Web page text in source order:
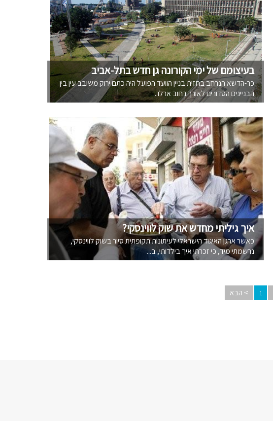
בעיצומם של ימי הקורונה גן חדש בתל-אביב
כר-הדשא הנרחב בחזית בניין הוועד הפועל היה כתם ירוק משובב עין בין
הבניינים הסדורים לאורך רחוב ארלו...
איך גיליתי מחדש את שוק לווינסקי?
כאשר ארגן האיגוד הישראלי לעיתונות תקופתית סיור בשוק לווינסקי,
נרשמתי מיד, כי זכרתי איך בילדותי, ב...
> הבא 1